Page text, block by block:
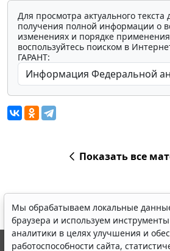
Для просмотра актуального текста
получения полной информации о
изменениях и порядке
воспользуйтесь поиском в
ГАРАНТ:
Показать все
Мы обрабатываем локальные
браузера и используем инструменты
аналитики в целях улучшения и
работоспособности сайта,